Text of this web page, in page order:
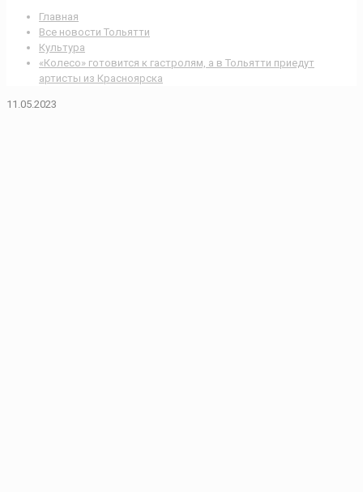
Главная
Все новости Тольятти
Культура
«Колесо» готовится к гастролям, а в Тольятти приедут
артисты из Красноярска
11.05.2023